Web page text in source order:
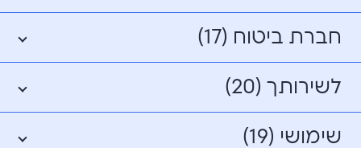
חברת ביטוח (17)
לשירותך (20)
שימושי (19)